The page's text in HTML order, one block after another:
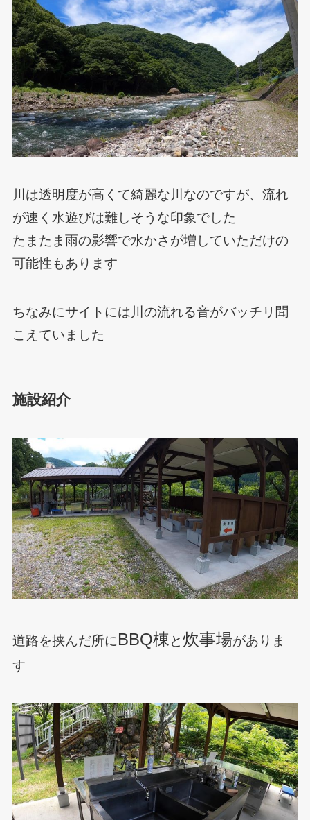
川は透明度が高くて綺麗な川なのですが、流れ
が速く水遊びは難しそうな印象でした
たまたま雨の影響で水かさが増していただけの
可能性もあります
ちなみにサイトには川の流れる音がバッチリ聞
こえていました
施設紹介
道路を挟んだ所にBBQ棟 と炊事場がありま
す